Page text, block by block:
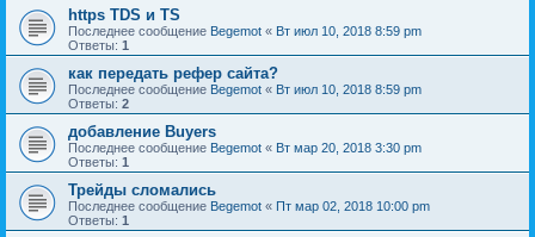
https TDS и TS
Последнее сообщение Begemot « Вт июл 10, 2018 8:59 pm
Ответы: 1
как передать рефер сайта?
Последнее сообщение Begemot « Вт июл 10, 2018 8:59 pm
Ответы: 2
добавление Buyers
Последнее сообщение Begemot « Вт мар 20, 2018 3:30 pm
Ответы: 1
Трейды сломались
Последнее сообщение Begemot « Пт мар 02, 2018 10:00 pm
Ответы: 1